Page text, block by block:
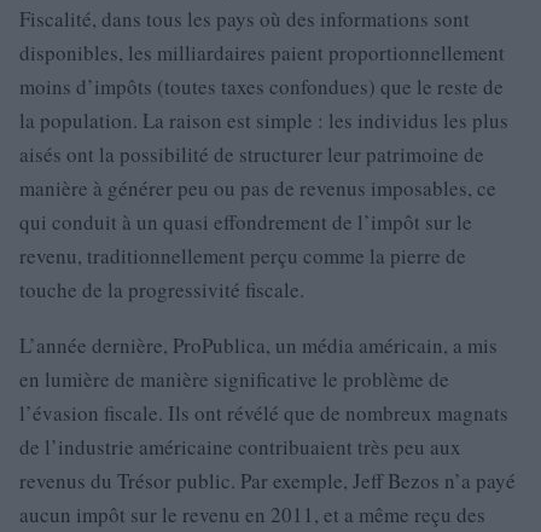
Fiscalité, dans tous les pays où des informations sont
disponibles, les milliardaires paient proportionnellement
moins d’impôts (toutes taxes confondues) que le reste de
la population. La raison est simple : les individus les plus
aisés ont la possibilité de structurer leur patrimoine de
manière à générer peu ou pas de revenus imposables, ce
qui conduit à un quasi effondrement de l’impôt sur le
revenu, traditionnellement perçu comme la pierre de
touche de la progressivité fiscale.
L’année dernière, ProPublica, un média américain, a mis
en lumière de manière significative le problème de
l’évasion fiscale. Ils ont révélé que de nombreux magnats
de l’industrie américaine contribuaient très peu aux
revenus du Trésor public. Par exemple, Jeff Bezos n’a payé
aucun impôt sur le revenu en 2011, et a même reçu des